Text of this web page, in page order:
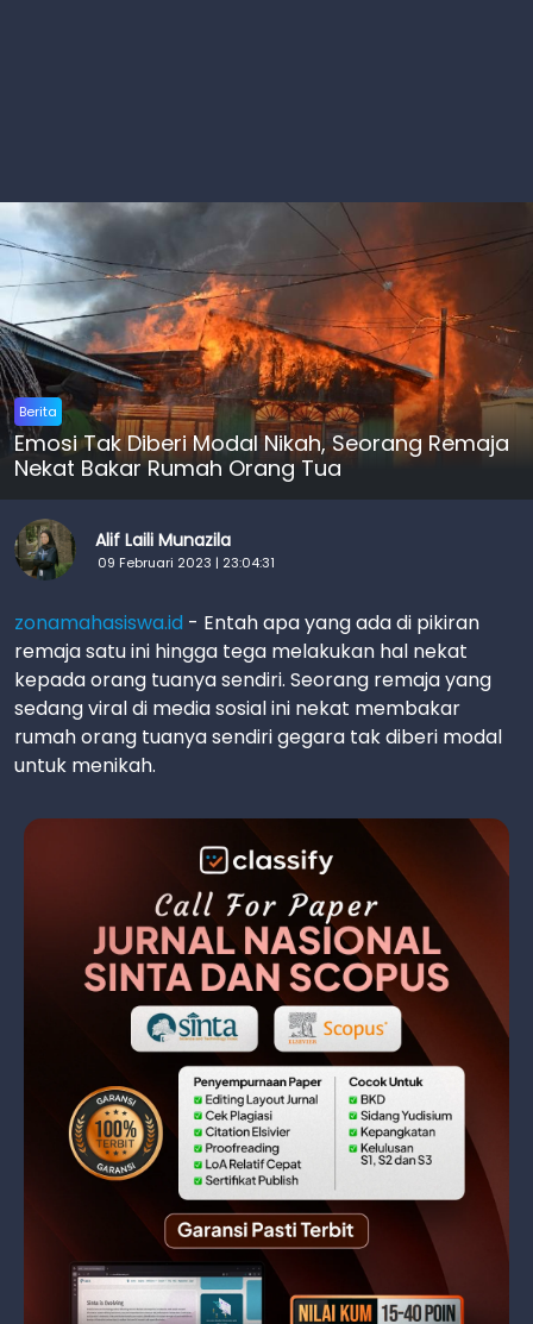
Berita
Emosi Tak Diberi Modal Nikah, Seorang Remaja
Nekat Bakar Rumah Orang Tua
Alif Laili Munazila
09 Februari 2023 | 23:04:31
zonamahasiswa.id - Entah apa yang ada di pikiran
remaja satu ini hingga tega melakukan hal nekat
kepada orang tuanya sendiri. Seorang remaja yang
sedang viral di media sosial ini nekat membakar
rumah orang tuanya sendiri gegara tak diberi modal
untuk menikah.